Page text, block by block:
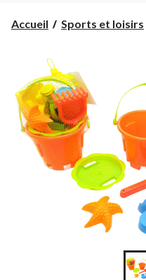
Accueil Sports et loisirs